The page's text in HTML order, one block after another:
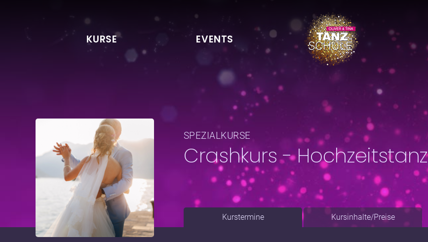
KURSE EVENTS
SPEZIALKURSE
Crashkurs - Hochzeitstanz
Kurstermine Kursinhalte/Preise